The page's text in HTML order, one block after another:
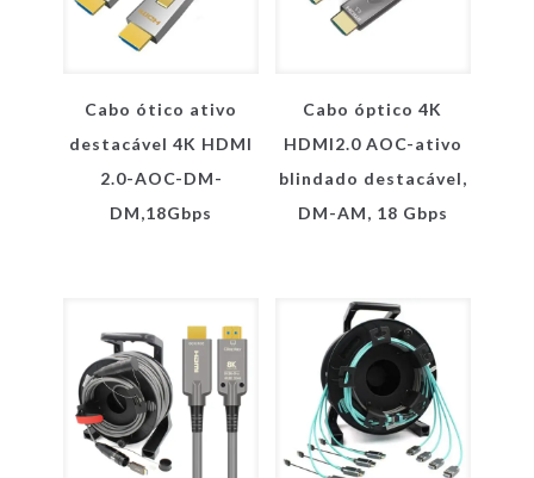
Cabo ótico ativo
destacável 4K HDMI
2.0-AOC-DM-
DM,18Gbps
Cabo óptico 4K
HDMI2.0 AOC-ativo
blindado destacável,
DM-AM, 18 Gbps